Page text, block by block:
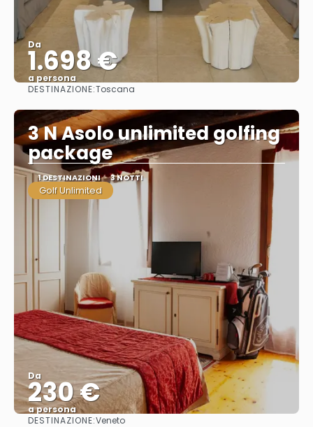
Da
1.698 €
a persona
DESTINAZIONE:Toscana
3 N Asolo unlimited golfing
package
1 DESTINAZIONI 3 NOTTI
Golf Unlimited
Da
230 €
a persona
DESTINAZIONE:Veneto